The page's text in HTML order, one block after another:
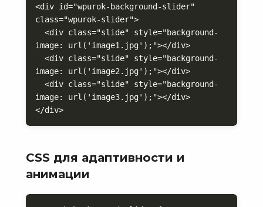
<div id="wpurok-background-slider"
class="wpurok-slider">
image: url('image1.jpg');"></div>
image: url('image2.jpg');"></div>
image: url('image3.jpg');"></div>
</div>
CSS для адаптивности и
анимации